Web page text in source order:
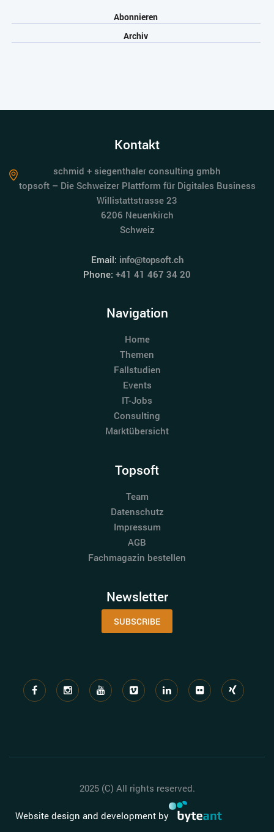
Abonnieren
Archiv
Kontakt
schmid + siegenthaler consulting gmbh
topsoft – Die Schweizer Plattform für Digitales Business
Willistattstrasse 23
6206 Neuenkirch
Schweiz
Email: info@topsoft.ch
Phone: +41 41 467 34 20
Navigation
Home
Themen
Fallstudien
Events
IT-Jobs
Consulting
Marktübersicht
Topsoft
Team
Datenschutz
Impressum
AGB
Fachmagazin bestellen
Newsletter
SUBSCRIBE
2025 (C) All rights reserved.
Website design and development by